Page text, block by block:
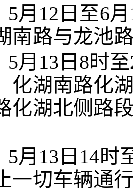
5月12日至6
南路与龙池
5月13日8时
化湖南路化
化湖北侧路
5月13日14
一切车辆通